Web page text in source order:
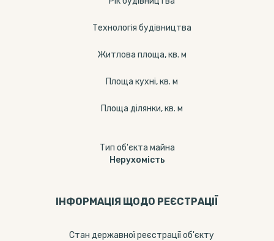
Технологія будівництва
Житлова площа, кв. м
Площа кухні, кв. м
Площа ділянки, кв. м
Тип об'єкта майна
Нерухомість
ІНФОРМАЦІЯ ЩОДО РЕЄСТРАЦІЇ
Стан державної реєстрації об'єкту